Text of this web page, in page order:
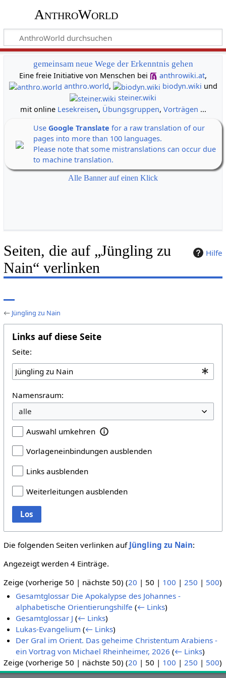
AnthroWorld
gemeinsam neue Wege der Erkenntnis gehen
Eine freie Initiative von Menschen bei
anthrowiki.at,
anthro.world, biodyn.wiki und
steiner.wiki
mit online Lesekreisen, Übungsgruppen, Vorträgen ...
Use Google Translate for a raw translation of our
pages into more than 100 languages.
Please note that some mistranslations can occur due
to machine translation.
Alle Banner auf einen Klick
Hilfe
Seiten, die auf „Jüngling zu
Nain“ verlinken
← Jüngling zu Nain
Links auf diese Seite
Seite:
Namensraum:
Auswahl umkehren
Vorlageneinbindungen ausblenden
Links ausblenden
Weiterleitungen ausblenden
Los
Die folgenden Seiten verlinken auf Jüngling zu Nain:
Angezeigt werden 4 Einträge.
Zeige (vorherige 50 | nächste 50) (20 | 50 | 100 | 250 | 500)
Gesamtglossar Die Apokalypse des Johannes -
alphabetische Orientierungshilfe (← Links)
Gesamtglossar J (← Links)
Lukas-Evangelium (← Links)
Der Gral im Orient. Das geheime Christentum Arabiens -
ein Vortrag von Michael Rheinheimer, 2026 (← Links)
Zeige (vorherige 50 | nächste 50) (20 | 50 | 100 | 250 | 500)